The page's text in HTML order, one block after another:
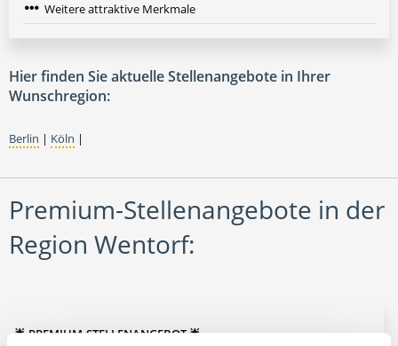
Weitere attraktive Merkmale
Hier finden Sie aktuelle Stellenangebote in Ihrer
Wunschregion:
Berlin | Köln |
Premium-Stellenangebote in der
Region Wentorf:
🌟 PREMIUM-STELLENANGEBOT 🌟